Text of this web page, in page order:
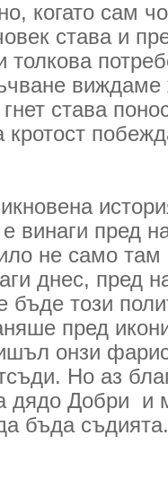
когато сам
става и
толкова
виждаме
става
кротост
винаги пред
не само там
днес, пред
този
пред
онзи
Но аз
дядо Добри и
бъда съдията.